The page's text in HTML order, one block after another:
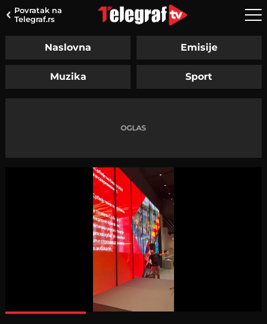
Povratak na
Telegraf.rs
Naslovna Emisije
Muzika Sport